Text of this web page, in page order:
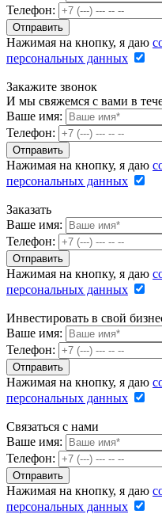
Телефон:
Нажимая на кнопку, я даю
персональных данных
Закажите звонок
И мы свяжемся с вами в
Ваше имя:
Телефон:
Нажимая на кнопку, я даю
персональных данных
Заказать
Ваше имя:
Телефон:
Нажимая на кнопку, я даю
персональных данных
Инвестировать в свой
Ваше имя:
Телефон:
Нажимая на кнопку, я даю
персональных данных
Связаться с нами
Ваше имя:
Телефон:
Нажимая на кнопку, я даю
персональных данных